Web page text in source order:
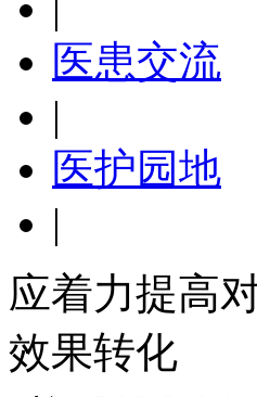
医患交流
|
医护园地
|
应着力提高
效果转化